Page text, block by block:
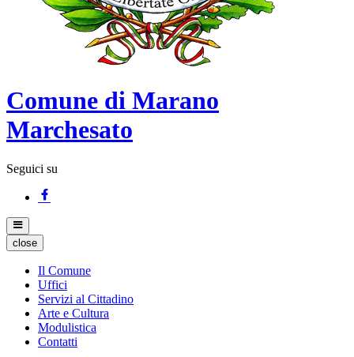
Comune di Marano
Marchesato
Seguici su
close
Il Comune
Uffici
Servizi al Cittadino
Arte e Cultura
Modulistica
Contatti